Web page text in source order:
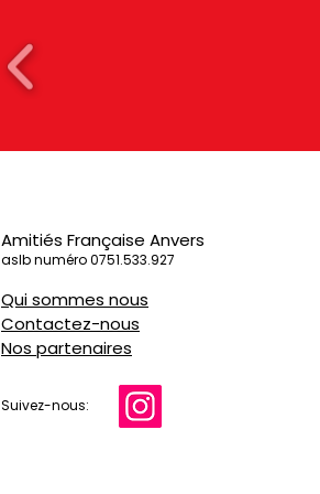
Amitiés Française Anvers
aslb numéro 0751.533.927
Qui sommes nous
Contactez-nous
Nos partenaires
Suivez-nous: